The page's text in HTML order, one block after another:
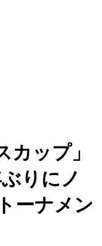
カップ」
りにノ
ーナメン